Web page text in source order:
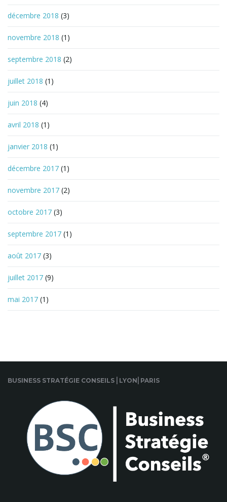
décembre 2018 (3)
novembre 2018 (1)
septembre 2018 (2)
juillet 2018 (1)
juin 2018 (4)
avril 2018 (1)
janvier 2018 (1)
décembre 2017 (1)
novembre 2017 (2)
octobre 2017 (3)
septembre 2017 (1)
août 2017 (3)
juillet 2017 (9)
mai 2017 (1)
BUSINESS STRATÉGIE CONSEILS ⎜LYON⎜PARIS